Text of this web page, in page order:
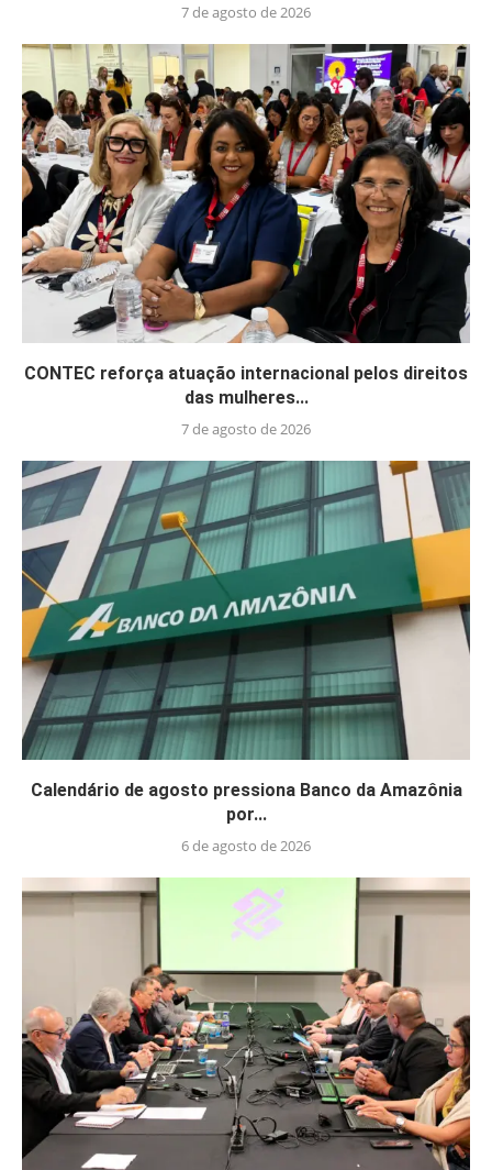
7 de agosto de 2026
CONTEC reforça atuação internacional pelos direitos
das mulheres...
7 de agosto de 2026
Calendário de agosto pressiona Banco da Amazônia
por...
6 de agosto de 2026